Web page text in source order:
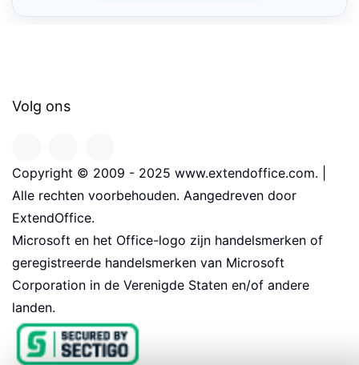
Volg ons
Copyright © 2009 - 2025 www.extendoffice.com. |
Alle rechten voorbehouden. Aangedreven door
ExtendOffice.
Microsoft en het Office-logo zijn handelsmerken of
geregistreerde handelsmerken van Microsoft
Corporation in de Verenigde Staten en/of andere
landen.